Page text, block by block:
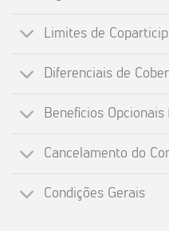
Limites de
Diferenciais de
Benefícios Opcionais
Cancelamento do
Condições Gerais